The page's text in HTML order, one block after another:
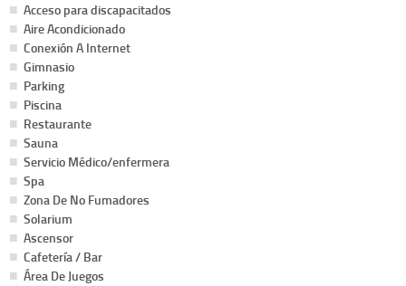
Acceso para discapacitados
Aire Acondicionado
Conexión A Internet
Gimnasio
Parking
Piscina
Restaurante
Sauna
Servicio Médico/enfermera
Spa
Zona De No Fumadores
Solarium
Ascensor
Cafetería / Bar
Área De Juegos